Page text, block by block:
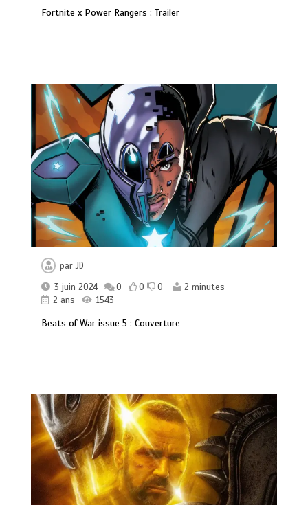
Fortnite x Power Rangers : Trailer
parJD
3 juin 2024
0 0 0
2 minutes
2 ans
1543
Beats of War issue 5 : Couverture